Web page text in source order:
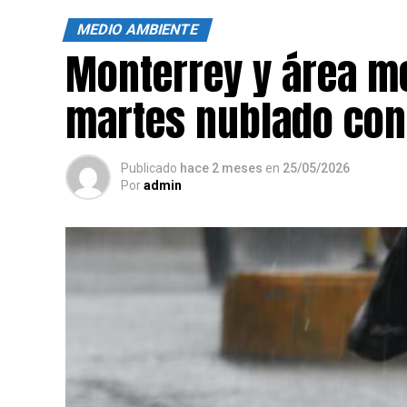
MEDIO AMBIENTE
Monterrey y área
martes nublado
Publicado hace 2 meses en 25/05/2026
Poradmin